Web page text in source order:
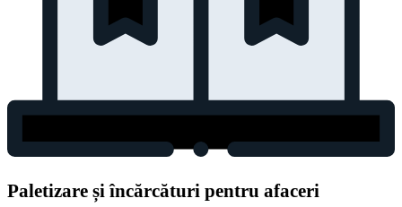
Paletizare și încărcături pentru afaceri